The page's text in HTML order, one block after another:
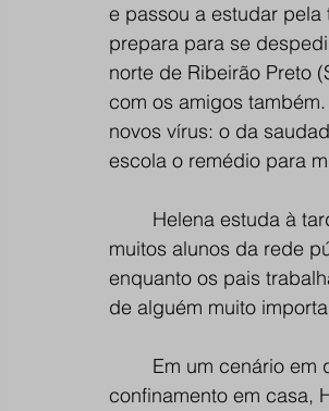
e passou a estudar pela
prepara para se
norte de Ribeirão Preto
com os amigos
novos vírus: o da
escola o remédio para
Helena estuda à
muitos alunos da rede
enquanto os pais
de alguém muito
Em um cenário em
confinamento em casa,